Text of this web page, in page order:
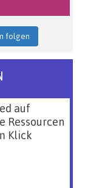
folgen
auf
Ressourcen
Klick